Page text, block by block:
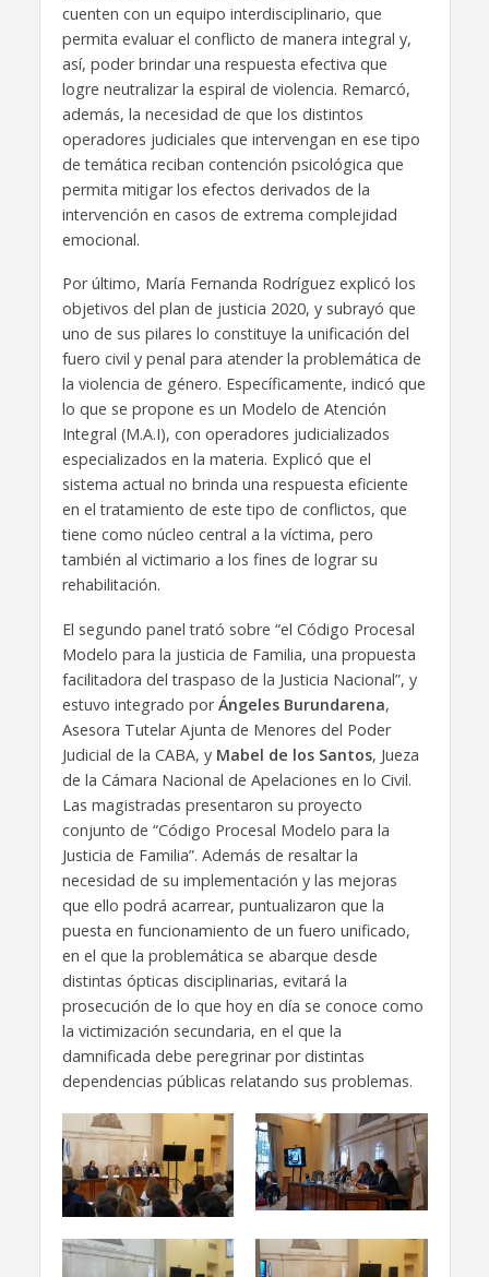
cuenten con un equipo interdisciplinario, que
permita evaluar el conflicto de manera integral y,
así, poder brindar una respuesta efectiva que
logre neutralizar la espiral de violencia. Remarcó,
además, la necesidad de que los distintos
operadores judiciales que intervengan en ese tipo
de temática reciban contención psicológica que
permita mitigar los efectos derivados de la
intervención en casos de extrema complejidad
emocional.
Por último, María Fernanda Rodríguez explicó los
objetivos del plan de justicia 2020, y subrayó que
uno de sus pilares lo constituye la unificación del
fuero civil y penal para atender la problemática de
la violencia de género. Específicamente, indicó que
lo que se propone es un Modelo de Atención
Integral (M.A.I), con operadores judicializados
especializados en la materia. Explicó que el
sistema actual no brinda una respuesta eficiente
en el tratamiento de este tipo de conflictos, que
tiene como núcleo central a la víctima, pero
también al victimario a los fines de lograr su
rehabilitación.
El segundo panel trató sobre “el Código Procesal
Modelo para la justicia de Familia, una propuesta
facilitadora del traspaso de la Justicia Nacional”, y
estuvo integrado porÁngeles Burundarena,
Asesora Tutelar Ajunta de Menores del Poder
Judicial de la CABA, y Mabel de los Santos, Jueza
de la Cámara Nacional de Apelaciones en lo Civil.
Las magistradas presentaron su proyecto
conjunto de “Código Procesal Modelo para la
Justicia de Familia”. Además de resaltar la
necesidad de su implementación y las mejoras
que ello podrá acarrear, puntualizaron que la
puesta en funcionamiento de un fuero unificado,
en el que la problemática se abarque desde
distintas ópticas disciplinarias, evitará la
prosecución de lo que hoy en día se conoce como
la victimización secundaria, en el que la
damnificada debe peregrinar por distintas
dependencias públicas relatando sus problemas.